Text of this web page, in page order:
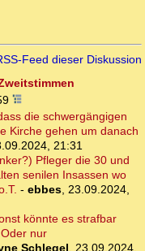
Feed dieser Diskussion
die schwergängigen
Kirche gehen um danach
21:31
Pfleger die 30 und
senilen Insassen wo
- ebbes, 23.09.2024,
könnte es strafbar
nur
Schlegel, 23.09.2024,